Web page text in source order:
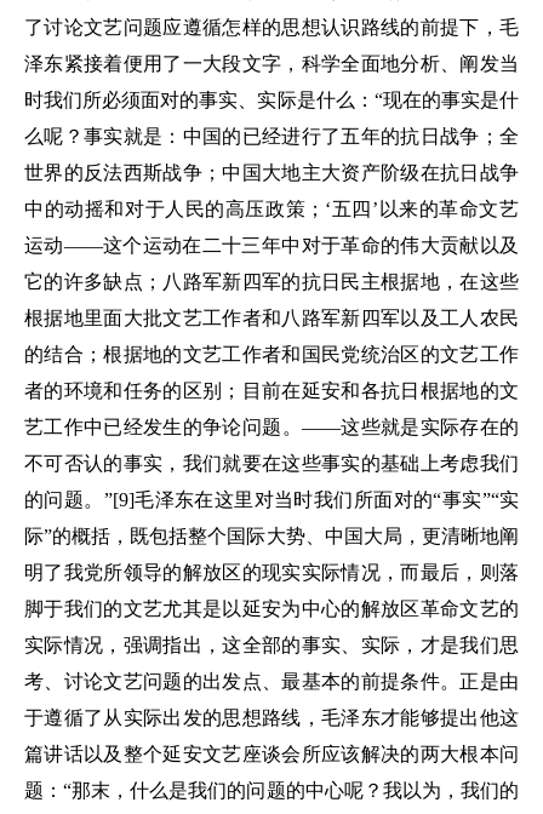
了讨论文艺问题应遵循怎样的思想认识路线的前提下，毛
泽东紧接着便用了一大段文字，科学全面地分析、阐发当
时我们所必须面对的事实、实际是什么：“现在的事实是什
么呢？事实就是：中国的已经进行了五年的抗日战争；全
世界的反法西斯战争；中国大地主大资产阶级在抗日战争
中的动摇和对于人民的高压政策；‘五四’以来的革命文艺
运动——这个运动在二十三年中对于革命的伟大贡献以及
它的许多缺点；八路军新四军的抗日民主根据地，在这些
根据地里面大批文艺工作者和八路军新四军以及工人农民
的结合；根据地的文艺工作者和国民党统治区的文艺工作
者的环境和任务的区别；目前在延安和各抗日根据地的文
艺工作中已经发生的争论问题。——这些就是实际存在的
不可否认的事实，我们就要在这些事实的基础上考虑我们
的问题。”[9]毛泽东在这里对当时我们所面对的“事实”“实
际”的概括，既包括整个国际大势、中国大局，更清晰地阐
明了我党所领导的解放区的现实实际情况，而最后，则落
脚于我们的文艺尤其是以延安为中心的解放区革命文艺的
实际情况，强调指出，这全部的事实、实际，才是我们思
考、讨论文艺问题的出发点、最基本的前提条件。正是由
于遵循了从实际出发的思想路线，毛泽东才能够提出他这
篇讲话以及整个延安文艺座谈会所应该解决的两大根本问
题：“那末，什么是我们的问题的中心呢？我以为，我们的